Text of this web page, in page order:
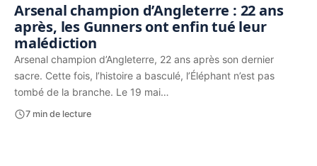
Arsenal champion d’Angleterre : 22 ans
après, les Gunners ont enfin tué leur
malédiction
Arsenal champion d’Angleterre, 22 ans après son dernier
sacre. Cette fois, l’histoire a basculé, l’Éléphant n’est pas
tombé de la branche. Le 19 mai…
7 min de lecture